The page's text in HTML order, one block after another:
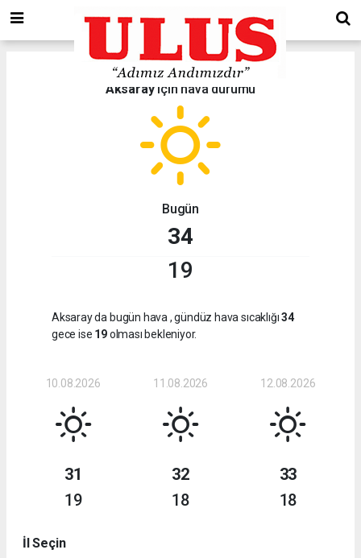
Aksarayiçin hava durumu
Bugün
34
19
Aksaray da bugün hava , gündüz hava sıcaklığı34
gece ise 19olması bekleniyor.
10.08.2026
31
19
11.08.2026
32
18
12.08.2026
33
18
İl Seçin